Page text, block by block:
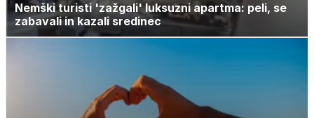
Nemški turisti 'zažgali' luksuzni apartma: peli, se
zabavali in kazali sredinec